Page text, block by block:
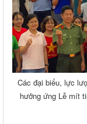
Các đại biểu, lực
hưởng ứng Lễ mít